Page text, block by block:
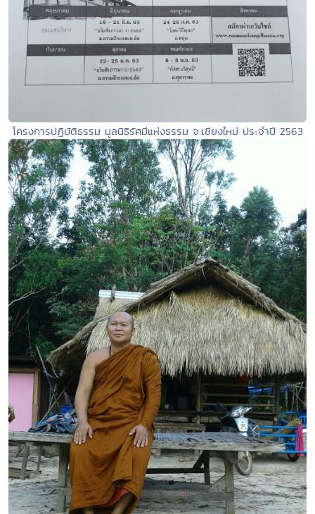
โครงการปฏิบัติธรรม มูลนิธิรัศมีแห่งธรรม จ.เชียงใหม่ ประจำปี 2563